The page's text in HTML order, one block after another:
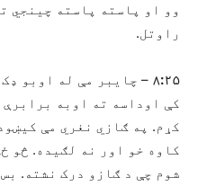
وو او پاسته پاسته چینجي
راوتل.
۸:۲۵ – چایبر مې له اوبو
کې اوداسه ته اوبه
کړم. په ګازي نغري مې
کاوه خو اور نه لګیده. څو
شوم چې د ګازو درک نشته.